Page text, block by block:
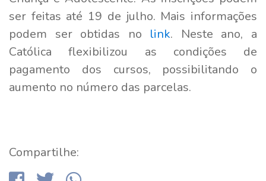
ser feitas até 19 de julho. Mais informações
podem ser obtidas no link. Neste ano, a
Católica flexibilizou as condições de
pagamento dos cursos, possibilitando o
aumento no número das parcelas.
Compartilhe: